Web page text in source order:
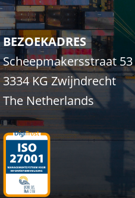
BEZOEKADRES
Scheepmakersstraat 53
3334 KG Zwijndrecht
The Netherlands